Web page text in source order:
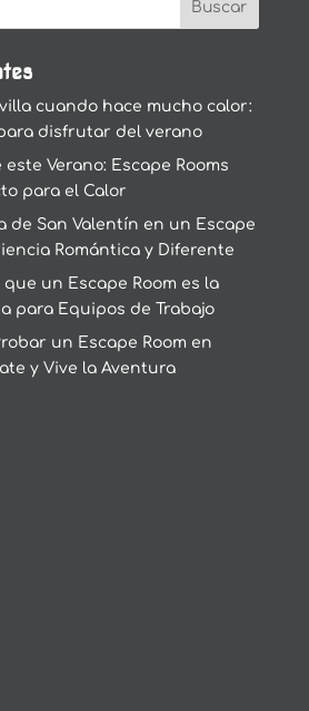
cuando hace mucho calor:
disfrutar del verano
Verano: Escape Rooms
para el Calor
de San Valentín en un Escape
Romántica y Diferente
un Escape Room es la
para Equipos de Trabajo
un Escape Room en
y Vive la Aventura